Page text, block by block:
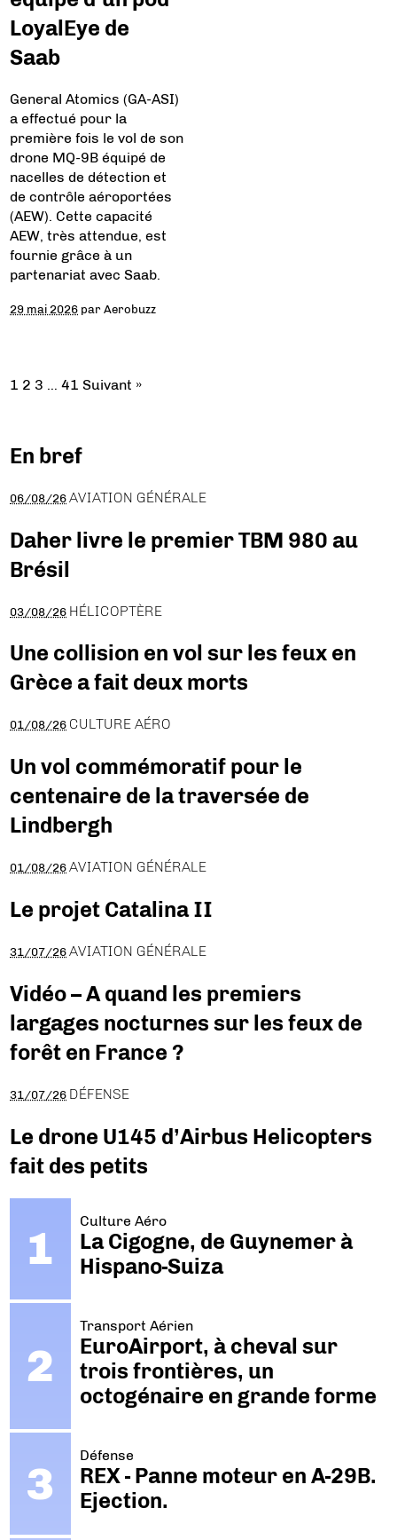
LoyalEye de
Saab
General Atomics (GA-ASI)
a effectué pour la
première fois le vol de son
drone MQ-9B équipé de
nacelles de détection et
de contrôle aéroportées
(AEW). Cette capacité
AEW, très attendue, est
fournie grâce à un
partenariat avec Saab.
29 mai 2026 parAerobuzz
1 2 3 … 41 Suivant »
En bref
06/08/26 AVIATION GÉNÉRALE
Daher livre le premier TBM 980 au
Brésil
03/08/26 HÉLICOPTÈRE
Une collision en vol sur les feux en
Grèce a fait deux morts
01/08/26 CULTURE AÉRO
Un vol commémoratif pour le
centenaire de la traversée de
Lindbergh
01/08/26 AVIATION GÉNÉRALE
Le projet Catalina II
31/07/26 AVIATION GÉNÉRALE
Vidéo – A quand les premiers
largages nocturnes sur les feux de
forêt en France ?
31/07/26 DÉFENSE
Le drone U145 d’Airbus Helicopters
fait des petits
Culture Aéro
La Cigogne, de Guynemer à
Hispano-Suiza
Transport Aérien
EuroAirport, à cheval sur
trois frontières, un
octogénaire en grande forme
Défense
REX - Panne moteur en A-29B.
Ejection.